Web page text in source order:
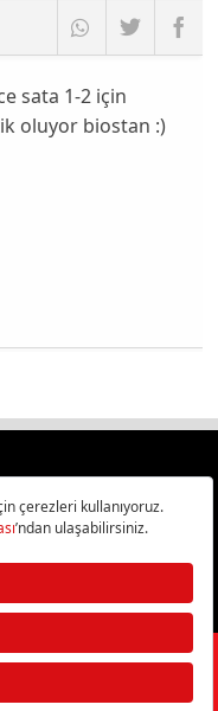
sata 1-2 için
oluyor biostan :)
Online’da!
A.Ş./ Tüm hakları